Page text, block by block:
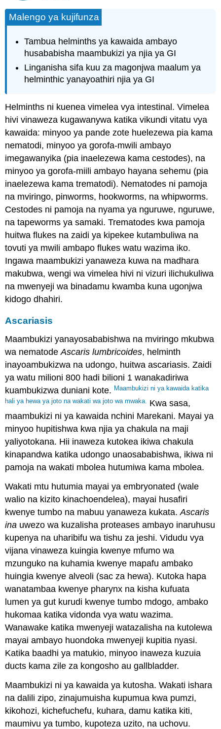
Malengo ya kujifunza
Tambua helminths ya kawaida ambayo
husababisha maambukizi ya njia ya GI
Linganisha sifa kuu za magonjwa maalum ya
helminthic yanayoathiri njia ya GI
Helminths ni kuenea vimelea vya intestinal. Vimelea
hivi vinaweza kugawanywa katika vikundi vitatu vya
kawaida: minyoo ya pande zote huelezewa pia kama
nematodi, minyoo ya gorofa-mwili ambayo
imegawanyika (pia inaelezewa kama cestodes), na
minyoo ya gorofa-miili ambayo hayana sehemu (pia
inaelezewa kama trematodi). Nematodes ni pamoja
na mviringo, pinworms, hookworms, na whipworms.
Cestodes ni pamoja na nyama ya nguruwe, nguruwe,
na tapeworms ya samaki. Trematodes kwa pamoja
huitwa flukes na zaidi ya kipekee kutambuliwa na
tovuti ya mwili ambapo flukes watu wazima iko.
Ingawa maambukizi yanaweza kuwa na madhara
makubwa, wengi wa vimelea hivi ni vizuri ilichukuliwa
na mwenyeji wa binadamu kwamba kuna ugonjwa
kidogo dhahiri.
Ascariasis
Maambukizi yanayosababishwa na mviringo mkubwa
wa nematodeAscaris lumbricoides, helminth
inayoambukizwa na udongo, huitwa ascariasis. Zaidi
ya watu milioni 800 hadi bilioni 1 wanakadiriwa
kuambukizwa duniani kote. Maambukizi ni ya kawaida katika
hali ya hewa ya joto na wakati wa joto wa mwaka.
Kwa sasa,
maambukizi ni ya kawaida nchini Marekani. Mayai ya
minyoo hupitishwa kwa njia ya chakula na maji
yaliyotokana. Hii inaweza kutokea ikiwa chakula
kinapandwa katika udongo unaosababishwa, ikiwa ni
pamoja na wakati mbolea hutumiwa kama mbolea.
Wakati mtu hutumia mayai ya embryonated (wale
walio na kizito kinachoendelea), mayai husafiri
kwenye tumbo na mabuu yanaweza kukata.Ascaris
ina uwezo wa kuzalisha proteases ambayo inaruhusu
kupenya na uharibifu wa tishu za jeshi. Vidudu vya
vijana vinaweza kuingia kwenye mfumo wa
mzunguko na kuhamia kwenye mapafu ambako
huingia kwenye alveoli (sac za hewa). Kutoka hapa
wanatambaa kwenye pharynx na kisha kufuata
lumen ya gut kurudi kwenye tumbo mdogo, ambako
hukomaa katika vidonda vya watu wazima.
Wanawake katika mwenyeji watazalisha na kutolewa
mayai ambayo huondoka mwenyeji kupitia nyasi.
Katika baadhi ya matukio, minyoo inaweza kuzuia
ducts kama zile za kongosho au gallbladder.
Maambukizi ni ya kawaida ya kutosha. Wakati ishara
na dalili zipo, zinajumuisha kupumua kwa pumzi,
kikohozi, kichefuchefu, kuhara, damu katika kiti,
maumivu ya tumbo, kupoteza uzito, na uchovu.